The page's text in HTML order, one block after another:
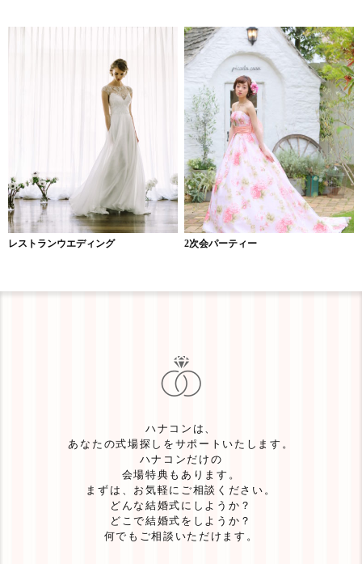
レストランウエディング 2次会パーティー
ハナコンは、
あなたの式場探しをサポートいたします。
ハナコンだけの
会場特典もあります。
まずは、お気軽にご相談ください。
どんな結婚式にしようか？
どこで結婚式をしようか？
何でもご相談いただけます。